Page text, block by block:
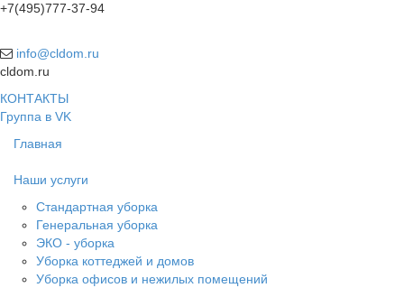
+7(495)777-37-94
info@cldom.ru
cldom.ru
КОНТАКТЫ
Группа в VK
Главная
Наши услуги
Стандартная уборка
Генеральная уборка
ЭКО - уборка
Уборка коттеджей и домов
Уборка офисов и нежилых помещений